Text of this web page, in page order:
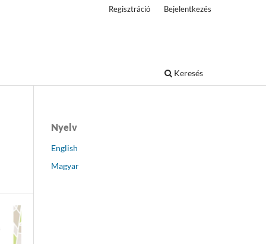
Keresés
Regisztráció Bejelentkezés
Nyelv
English
Magyar